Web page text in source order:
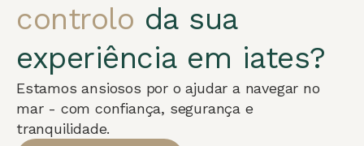
controlo da sua
experiência em iates?
Estamos ansiosos por o ajudar a navegar no
mar - com confiança, segurança e
tranquilidade.